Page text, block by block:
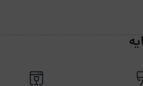
است؟12دقیقه
چنددقیقه است؟10دقیقه